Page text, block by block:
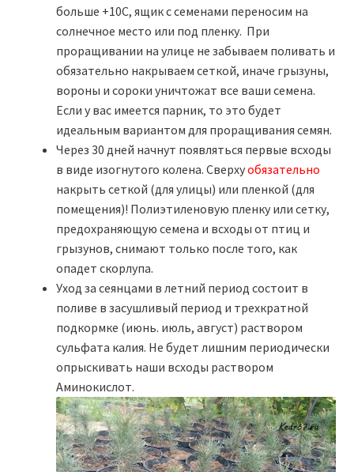
больше +10С, ящик с семенами переносим на
солнечное место или под пленку. При
проращивании на улице не забываем поливать и
обязательно накрываем сеткой, иначе грызуны,
вороны и сороки уничтожат все ваши семена.
Если у вас имеется парник, то это будет
идеальным вариантом для проращивания семян.
Через 30 дней начнут появляться первые всходы
в виде изогнутого колена. Сверхуобязательно
накрыть сеткой (для улицы) или пленкой (для
помещения)! Полиэтиленовую пленку или сетку,
предохраняющую семена и всходы от птиц и
грызунов, снимают только после того, как
опадет скорлупа.
Уход за сеянцами в летний период состоит в
поливе в засушливый период и трехкратной
подкормке (июнь. июль, август) раствором
сульфата калия. Не будет лишним периодически
опрыскивать наши всходы раствором
Аминокислот.